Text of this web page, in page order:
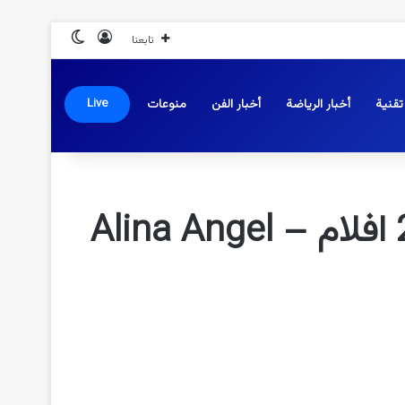
تابعنا تسجيل الدخول
تقنية أخبار الرياضة أخبار الفن منوعات Live
رابط مشاهدة فيلم الينا انجل ماما ابني كامل 2023 افلام Alina Angel –